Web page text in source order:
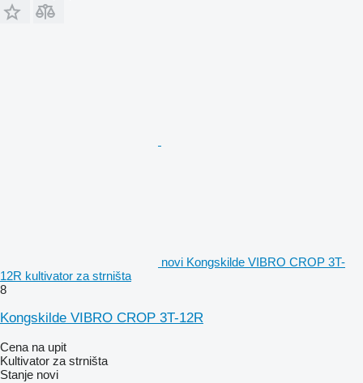
novi Kongskilde VIBRO CROP 3T-
12R kultivator za strništa
8
Kongskilde VIBRO CROP 3T-12R
Cena na upit
Kultivator za strništa
Stanje novi